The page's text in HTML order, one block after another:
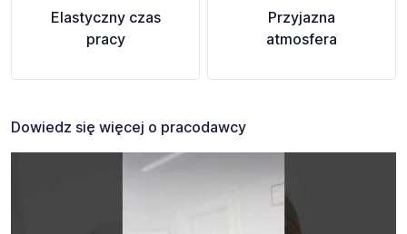
Elastyczny czas
pracy
Przyjazna
atmosfera
Dowiedz się więcej o pracodawcy